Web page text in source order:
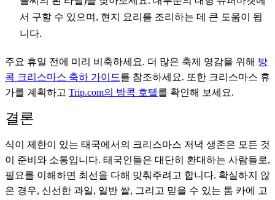
서 구할 수 있으며, 현지 요리를 조리하는 데 큰 도움이 됩
니다.
주요 휴일 전에 미리 비축하세요. 더 많은 축제 영감을 위해 방
콕 크리스마스 축하 가이드를 참조하세요. 또한 크리스마스 휴
가를 계획하고 Trip.com의 방콕 호텔를 확인해 보세요.
결론
식이 제한이 있는 태국에서의 크리스마스 저녁 생존은 모든 것
이 준비와 소통입니다. 태국인들은 대단히 환대하는 사람들로,
필요를 이해하면 최선을 다해 맞춰주려고 합니다. 확실하지 않
은 경우, 신선한 과일, 일반 쌀, 그리고 믿을 수 있는 톰 카에 고